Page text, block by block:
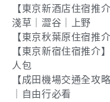
【東京新酒店住宿推
淺草｜澀谷｜上野
【東京秋葉原住宿推
【東京新宿住宿推介
人包
【成田機場交通全攻
｜自由行必看